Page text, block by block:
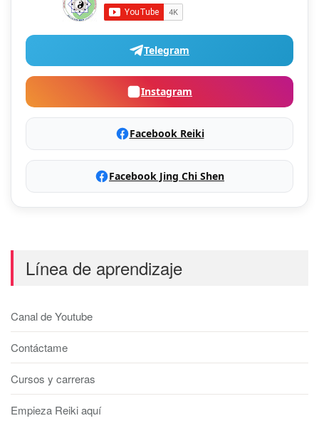
Telegram
Instagram
Facebook Reiki
Facebook Jing Chi Shen
Línea de aprendizaje
Canal de Youtube
Contáctame
Cursos y carreras
Empieza Reiki aquí